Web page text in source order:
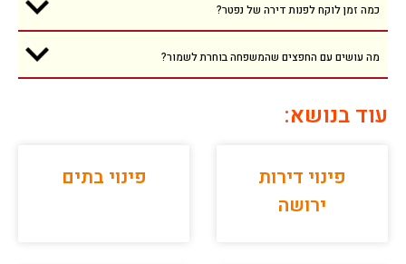
כמה זמן לוקח לפנות דירה של נפטר?
מה עושים עם החפצים שהמשפחה בוחרת לשמור?
עוד בנושא:
פינוי דירות
ירושה
פינוי בתים